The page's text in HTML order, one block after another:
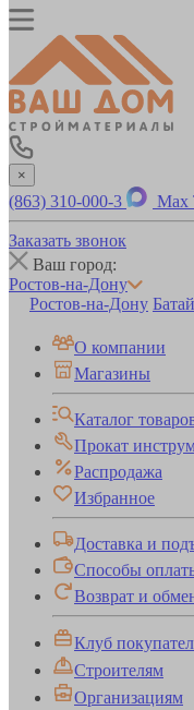
×
(863) 310-000-3 Max
Заказать звонок
Ваш город:
Ростов-на-Дону
Ростов-на-Дону
О компании
Магазины
Каталог
Прокат
Распродажа
Избранное
Доставка и
Способы
Возврат и
Клуб
Строителям
Организациям